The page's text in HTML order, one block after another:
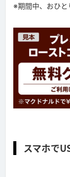
※期間中、おひ
スマホで